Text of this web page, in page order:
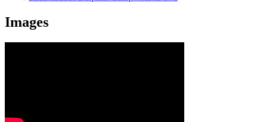
Images